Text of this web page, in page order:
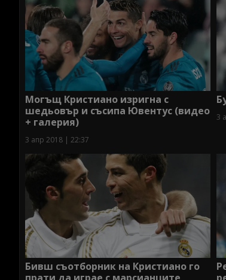
Могъщ Кристиано изригна с
шедьовър и съсипа Ювентус (видео
+ галерия)
3 апр 2018 | 22:37
3
Бивш съотборник на Кристиано го